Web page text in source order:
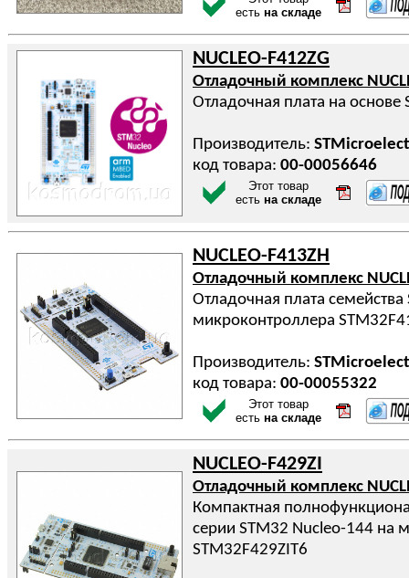
есть на складе
NUCLEO-F412ZG
Отладочный комплекс
Отладочная плата на основе
Производитель:
код товара: 00-00056646
Этот товар
есть на складе
NUCLEO-F413ZH
Отладочный комплекс
Отладочная плата
микроконтроллера
Производитель:
код товара: 00-00055322
Этот товар
есть на складе
NUCLEO-F429ZI
Отладочный комплекс
Компактная
серии STM32 Nucleo-144 на
STM32F429ZIT6